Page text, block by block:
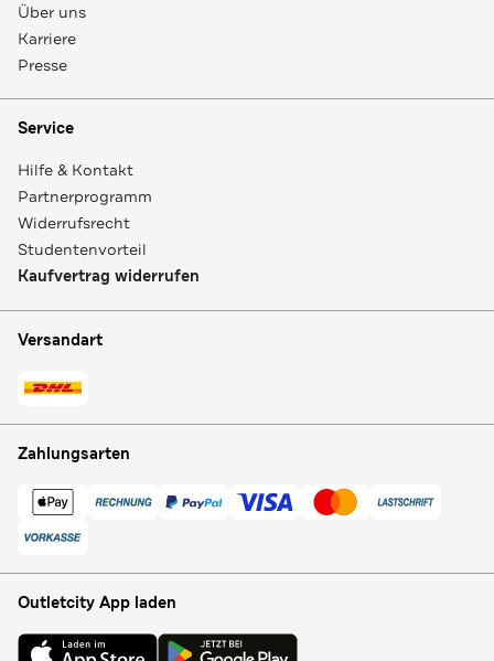
Über uns
Karriere
Presse
Service
Hilfe & Kontakt
Partnerprogramm
Widerrufsrecht
Studentenvorteil
Kaufvertrag widerrufen
Versandart
Zahlungsarten
Outletcity App laden